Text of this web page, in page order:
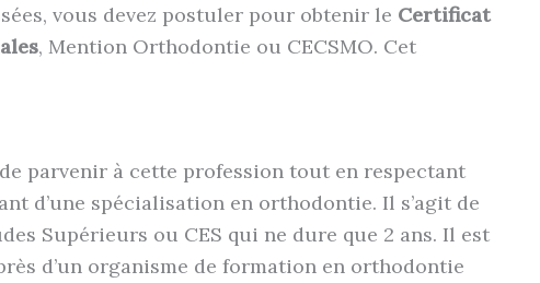
vous devez postuler pour obtenir le Certificat
, Mention Orthodontie ou CECSMO. Cet
parvenir à cette profession tout en respectant
d’une spécialisation en orthodontie. Il s’agit de
Supérieurs ou CES qui ne dure que 2 ans. Il est
d’un organisme de formation en orthodontie